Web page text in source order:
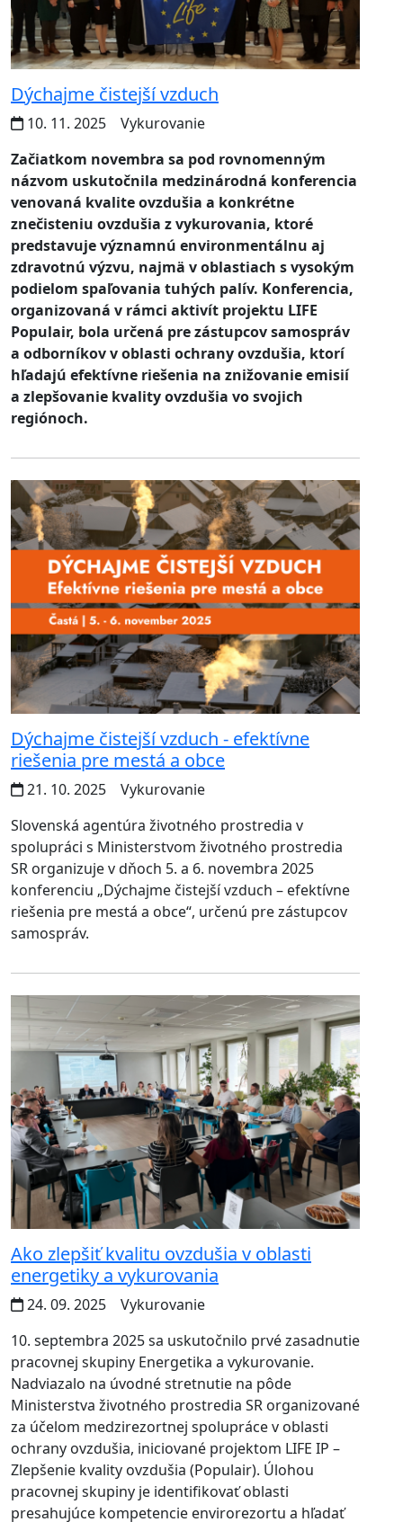
Dýchajme čistejší vzduch
10. 11. 2025
Vykurovanie
Začiatkom novembra sa pod rovnomenným
názvom uskutočnila medzinárodná konferencia
venovaná kvalite ovzdušia a konkrétne
znečisteniu ovzdušia z vykurovania, ktoré
predstavuje významnú environmentálnu aj
zdravotnú výzvu, najmä v oblastiach s vysokým
podielom spaľovania tuhých palív. Konferencia,
organizovaná v rámci aktivít projektu LIFE
Populair, bola určená pre zástupcov samospráv
a odborníkov v oblasti ochrany ovzdušia, ktorí
hľadajú efektívne riešenia na znižovanie emisií
a zlepšovanie kvality ovzdušia vo svojich
regiónoch.
Dýchajme čistejší vzduch - efektívne
riešenia pre mestá a obce
21. 10. 2025
Vykurovanie
Slovenská agentúra životného prostredia v
spolupráci s Ministerstvom životného prostredia
SR organizuje v dňoch 5. a 6. novembra 2025
konferenciu „Dýchajme čistejší vzduch – efektívne
riešenia pre mestá a obce“, určenú pre zástupcov
samospráv.
Ako zlepšiť kvalitu ovzdušia v oblasti
energetiky a vykurovania
24. 09. 2025
Vykurovanie
10. septembra 2025 sa uskutočnilo prvé zasadnutie
pracovnej skupiny Energetika a vykurovanie.
Nadviazalo na úvodné stretnutie na pôde
Ministerstva životného prostredia SR organizované
za účelom medzirezortnej spolupráce v oblasti
ochrany ovzdušia, iniciované projektom LIFE IP –
Zlepšenie kvality ovzdušia (Populair). Úlohou
pracovnej skupiny je identifikovať oblasti
presahujúce kompetencie envirorezortu a hľadať